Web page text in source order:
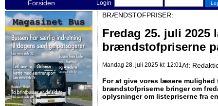
Forsiden
Login
BRÆNDSTOFPRISER:
Fredag 25. juli 2025
brændstofpriserne
Mandag 28. juli 2025 kl: 12:01Af:
For at give vores læsere
brændstofpriserne bringer om
oplysninger om listepriserne fra